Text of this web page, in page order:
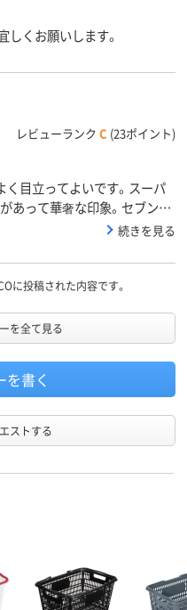
しくお願いします。
レビューランク C (23ポイント)
く目立ってよいです。スーパ
あって華奢な印象。セブンイ
続きを見る
に投稿された内容です。
を全て見る
を書く
ストする